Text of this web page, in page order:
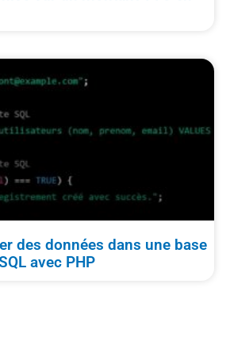
des données dans une base
avec PHP